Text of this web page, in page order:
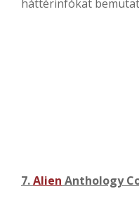
háttérinfókat
7.Alien Anthology